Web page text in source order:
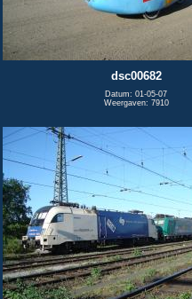
dsc00682
Datum: 01-05-07
Weergaven: 7910